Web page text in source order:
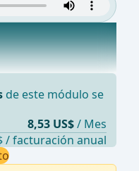
de este módulo se
8,53 US$ / Mes
/ facturación anual